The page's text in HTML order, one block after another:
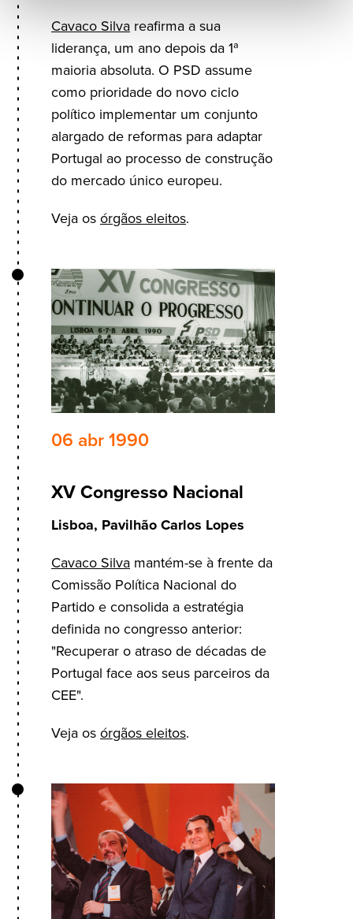
Cavaco Silva reafirma a sua
liderança, um ano depois da 1ª
maioria absoluta. O PSD assume
como prioridade do novo ciclo
político implementar um conjunto
alargado de reformas para adaptar
Portugal ao processo de construção
do mercado único europeu.
Veja os órgãos eleitos.
06 abr 1990
XV Congresso Nacional
Lisboa, Pavilhão Carlos Lopes
Cavaco Silva mantém-se à frente da
Comissão Política Nacional do
Partido e consolida a estratégia
definida no congresso anterior:
"Recuperar o atraso de décadas de
Portugal face aos seus parceiros da
CEE".
Veja os órgãos eleitos.